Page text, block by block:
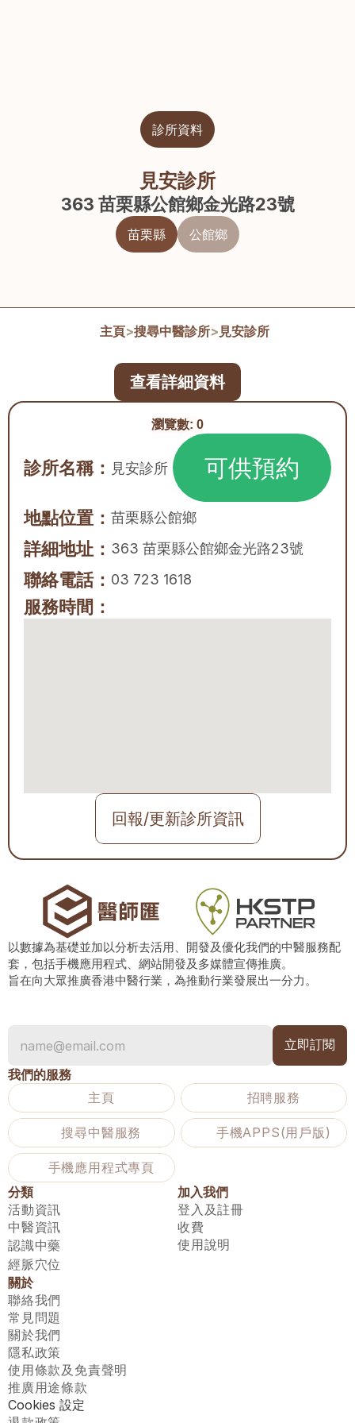
診所資料
見安診所
363 苗栗縣公館鄉金光路23號
苗栗縣 公館鄉
主頁>搜尋中醫診所> 見安診所
瀏覽數: 0
診所名稱： 見安診所 可供預約
地點位置： 苗栗縣公館鄉
詳細地址： 363 苗栗縣公館鄉金光路23號
聯絡電話： 03 723 1618
服務時間：
回報/更新診所資訊
查看詳細資料
以數據為基礎並加以分析去活用、開發及優化我們的中醫服務配
套，包括手機應用程式、網站開發及多媒體宣傳推廣。
旨在向大眾推廣香港中醫行業，為推動行業發展出一分力。
我們的服務
主頁
招聘服務
搜尋中醫服務 手機APPS(用戶版)
手機應用程式專頁
分類
活動資訊
中醫資訊
認識中藥
經脈穴位
加入我們
登入及註冊
收費
使用說明
關於
聯絡我們
常見問題
關於我們
隱私政策
使用條款及免責聲明
推廣用途條款
Cookies 設定